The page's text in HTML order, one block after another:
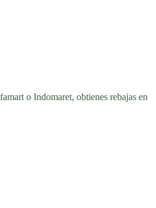
o Indomaret, obtienes rebajas en